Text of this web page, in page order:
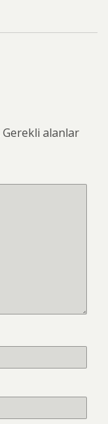
Gerekli alanlar